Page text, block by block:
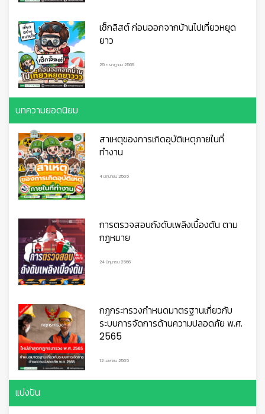
👷
👷‍♀
🦺
เช็กลิสต์ ก่อนออกจากบ้านไปเที่ยวหยุด
ยาว
25 กรกฎาคม 2569
บทความยอดนิยม
สาเหตุของการเกิดอุบัติเหตุภายในที่
ทำงาน
4 มิถุนายน 2565
การตรวจสอบถังดับเพลิงเบื้องต้น ตาม
กฎหมาย
24 มิถุนายน 2566
กฎกระทรวงกำหนดมาตรฐานเกี่ยวกับ
ระบบการจัดการด้านความปลอดภัย พ.ศ.
2565
12 เมษายน 2565
แบ่งปัน